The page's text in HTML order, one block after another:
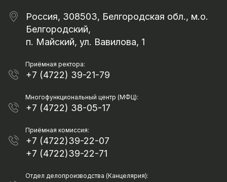
Россия, 308503, Белгородская обл., м.о.
Белгородский,
п. Майский, ул. Вавилова, 1
Приёмная ректора:
+7 (4722) 39-21-79
Многофункциональный центр (МФЦ):
+7 (4722) 38-05-17
Приёмная комиссия:
+7 (4722)39-22-07
+7 (4722)39-22-71
Отдел делопроизводства (Канцелярия):